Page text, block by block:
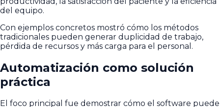
del equipo.
Con ejemplos concretos mostró cómo los métodos
tradicionales pueden generar duplicidad de trabajo,
pérdida de recursos y más carga para el personal.
Automatización como solución
práctica
El foco principal fue demostrar cómo el software puede